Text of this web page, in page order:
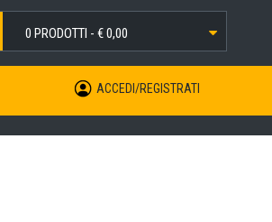
0 PRODOTTI -€ 0,00
ACCEDI/REGISTRATI